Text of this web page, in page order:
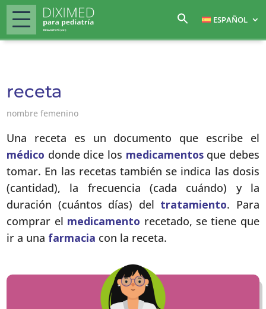
ESPAÑOL
receta
nombre femenino
Una receta es un documento que escribe el
médico donde dice los medicamentosque debes
tomar. En las recetas también se indica las dosis
(cantidad), la frecuencia (cada cuándo) y la
duración (cuántos días) del tratamiento. Para
comprar el medicamento recetado, se tiene que
ir a una farmacia con la receta.